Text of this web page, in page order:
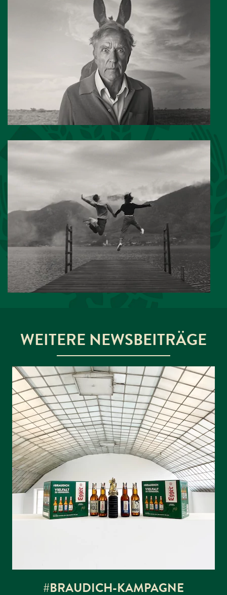
WEITERE NEWSBEITRÄGE
#BRAUDICH-KAMPAGNE